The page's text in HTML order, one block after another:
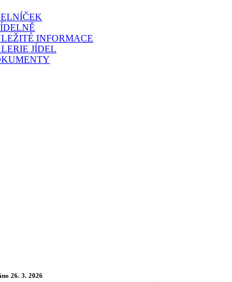
INFORMACE
JÍDEL
26. 3. 2026